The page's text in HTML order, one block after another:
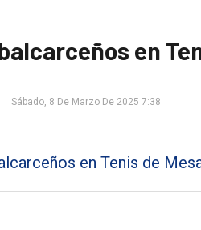
en
Sábado, 8 De Marzo De 2025 7:38